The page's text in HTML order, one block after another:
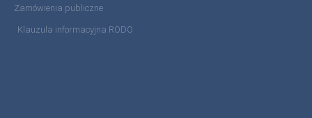
Zamówienia publiczne
Klauzula informacyjna RODO